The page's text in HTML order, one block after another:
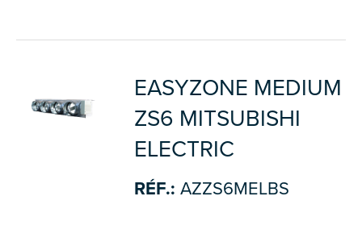
EASYZONE MEDIUM
ZS6 MITSUBISHI
ELECTRIC
RÉF.: AZZS6MELBS